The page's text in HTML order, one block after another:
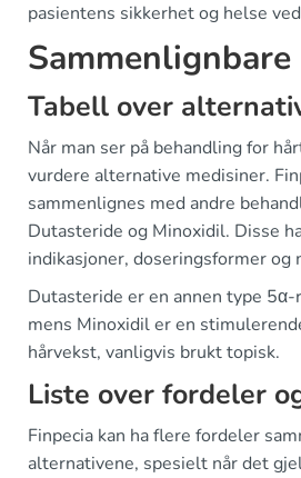
pasientens sikkerhet og helse
Tabell over
Når man ser på behandling for
vurdere alternative medisiner.
sammenlignes med andre
Dutasteride og Minoxidil. Disse
indikasjoner, doseringsformer og
Dutasteride er en annen type
mens Minoxidil er en
hårvekst, vanligvis brukt topisk.
Liste over fordeler
Finpecia kan ha flere fordeler
alternativene, spesielt når det